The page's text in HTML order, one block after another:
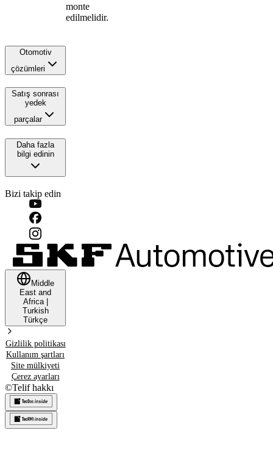
monte
edilmelidir.
Otomotiv
çözümleri
Satış sonrası
yedek
parçalar
Daha fazla
bilgi edinin
Bizi takip edin
Middle
East and
Africa|
Turkish
Türkçe
Gizlilik politikası
Kullanım şartları
Site mülkiyeti
Çerez ayarları
©Telif hakkı